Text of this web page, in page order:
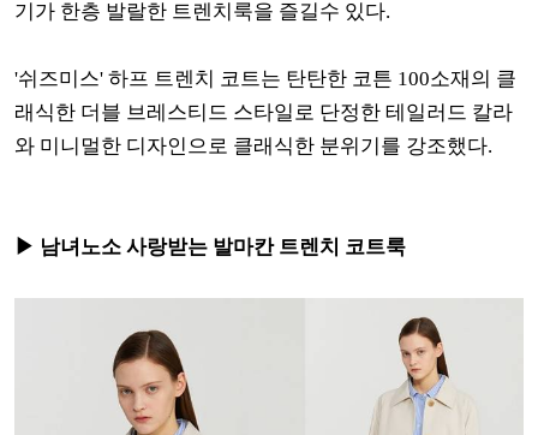
기가 한층 발랄한 트렌치룩을 즐길수 있다.
'쉬즈미스' 하프 트렌치 코트는 탄탄한 코튼 100소재의 클
래식한 더블 브레스티드 스타일로 단정한 테일러드 칼라
와 미니멀한 디자인으로 클래식한 분위기를 강조했다.
▶ 남녀노소 사랑받는 발마칸 트렌치 코트룩